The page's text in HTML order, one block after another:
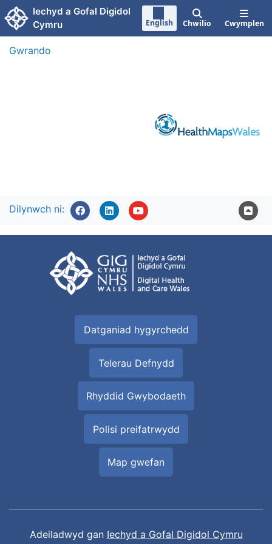
Neidio i'r prif gynnwy
Iechyd a Gofal Digidol
Cymru
English Chwilio Cwymplen
Gwrando
Dilynwch ni:
Datganiad hygyrchedd
Telerau Defnydd
Rhyddid Gwybodaeth
Polisi preifatrwydd
Map gwefan
Adeiladwyd gan Iechyd a Gofal Digidol Cymru